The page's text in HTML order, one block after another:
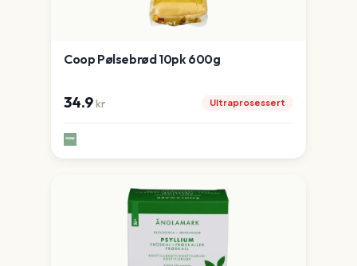
Coop Pølsebrød 10pk 600g
34.9kr Ultraprosessert